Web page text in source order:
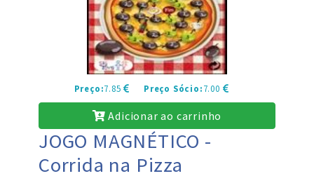
Preço:7.85 Preço Sócio:7.00
Adicionar ao carrinho
JOGO MAGNÉTICO -
Corrida na Pizza